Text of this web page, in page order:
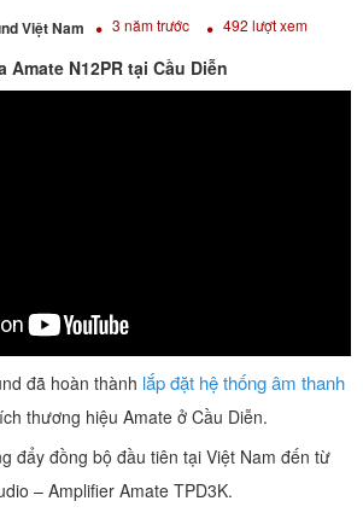
Việt Nam 3 năm trước 492 lượt xem
N12PR tại Cầu Diễn
đã hoàn thành lắp đặt hệ thống âm thanh
thương hiệu Amate ở Cầu Diễn.
đẩy đồng bộ đầu tiên tại Việt Nam đến từ
– Amplifier Amate TPD3K.